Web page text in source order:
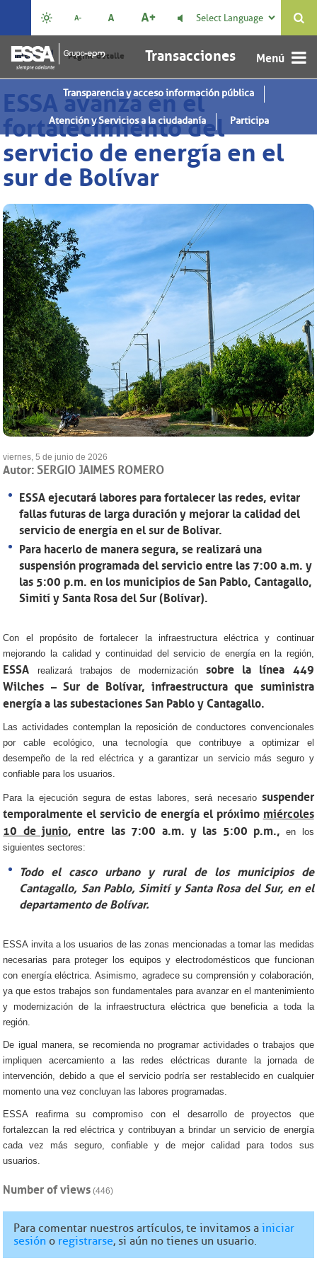
Select Language 
Transacciones
Transparencia y acceso información pública
Atención y Servicios a la ciudadanía Participa
Inicio | Página detalle
ESSA avanza en el
fortalecimiento del
servicio de energía en el
sur de Bolívar
viernes, 5 de junio de 2026
Autor: SERGIO JAIMES ROMERO
ESSA ejecutará labores para fortalecer las redes, evitar
fallas futuras de larga duración y mejorar la calidad del
servicio de energía en el sur de Bolívar.
Para hacerlo de manera segura, se realizará una
suspensión programada del servicio entre las 7:00 a.m. y
las 5:00 p.m. en los municipios de San Pablo, Cantagallo,
Simití y Santa Rosa del Sur (Bolívar).
Con el propósito de fortalecer la infraestructura eléctrica y continuar
mejorando la calidad y continuidad del servicio de energía en la región,
ESSA realizará trabajos de modernización sobre la línea 449
Wilches – Sur de Bolívar, infraestructura que suministra
energía a las subestaciones San Pablo y Cantagallo.
Las actividades contemplan la reposición de conductores convencionales
por cable ecológico, una tecnología que contribuye a optimizar el
desempeño de la red eléctrica y a garantizar un servicio más seguro y
confiable para los usuarios.
Para la ejecución segura de estas labores, será necesario suspender
temporalmente el servicio de energía el próximo miércoles
10 de junio, entre las 7:00 a.m. y las 5:00 p.m., en los
siguientes sectores:
Todo el casco urbano y rural de los municipios de
Cantagallo, San Pablo, Simití y Santa Rosa del Sur, en el
departamento de Bolívar.
ESSA invita a los usuarios de las zonas mencionadas a tomar las medidas
necesarias para proteger los equipos y electrodomésticos que funcionan
con energía eléctrica. Asimismo, agradece su comprensión y colaboración,
ya que estos trabajos son fundamentales para avanzar en el mantenimiento
y modernización de la infraestructura eléctrica que beneficia a toda la
región.
De igual manera, se recomienda no programar actividades o trabajos que
impliquen acercamiento a las redes eléctricas durante la jornada de
intervención, debido a que el servicio podría ser restablecido en cualquier
momento una vez concluyan las labores programadas.
ESSA reafirma su compromiso con el desarrollo de proyectos que
fortalezcan la red eléctrica y contribuyan a brindar un servicio de energía
cada vez más seguro, confiable y de mejor calidad para todos sus
usuarios.
Number of views (446)
Para comentar nuestros artículos, te invitamos ainiciar
sesión o registrarse, si aún no tienes un usuario.